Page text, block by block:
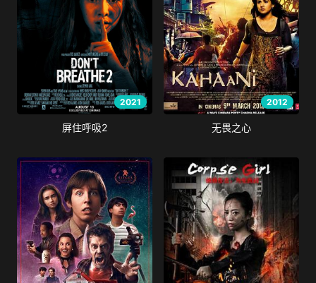
2021
屏住呼吸2
2012
无畏之心